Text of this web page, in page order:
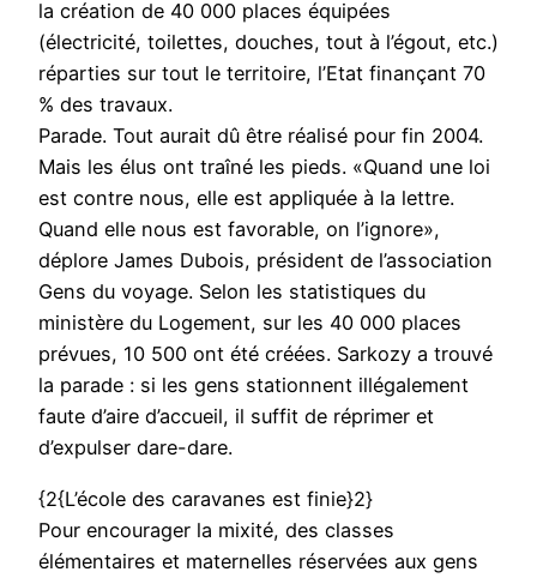
la création de 40 000 places équipées
(électricité, toilettes, douches, tout à l’égout, etc.)
réparties sur tout le territoire, l’Etat finançant 70
% des travaux.
Parade. Tout aurait dû être réalisé pour fin 2004.
Mais les élus ont traîné les pieds. «Quand une loi
est contre nous, elle est appliquée à la lettre.
Quand elle nous est favorable, on l’ignore»,
déplore James Dubois, président de l’association
Gens du voyage. Selon les statistiques du
ministère du Logement, sur les 40 000 places
prévues, 10 500 ont été créées. Sarkozy a trouvé
la parade : si les gens stationnent illégalement
faute d’aire d’accueil, il suffit de réprimer et
d’expulser dare-dare.
{2{L’école des caravanes est finie}2}
Pour encourager la mixité, des classes
élémentaires et maternelles réservées aux gens